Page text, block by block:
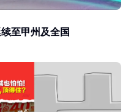
至甲州及全国